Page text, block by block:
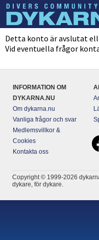
Dyknyheter
Detta konto är avslutat
Vid eventuella frågor
INFORMATION OM
DYKARNA.NU
Om dykarna.nu
Vanliga frågor och svar
Medlemsvillkor &
Cookies
Kontakta oss
Copyright © 1999-2026
dykare, för dykare.